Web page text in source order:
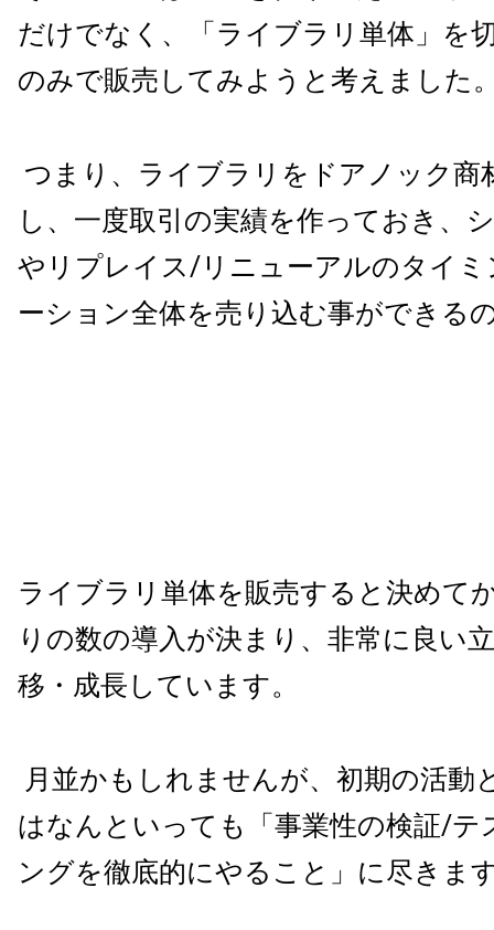
だけでなく、「ライブラリ単体」を
のみで販売してみようと考えました
つまり、ライブラリをドアノック商
し、一度取引の実績を作っておき、
やリプレイス/リニューアルのタイ
ーション全体を売り込む事ができる
ライブラリ単体を販売すると決めて
りの数の導入が決まり、非常に良い
移・成長しています。
月並かもしれませんが、初期の活動
はなんといっても「事業性の検証/テ
ングを徹底的にやること」に尽きま